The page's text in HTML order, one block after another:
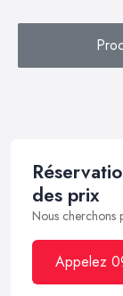
des prix
Nous cherchons
Appelez